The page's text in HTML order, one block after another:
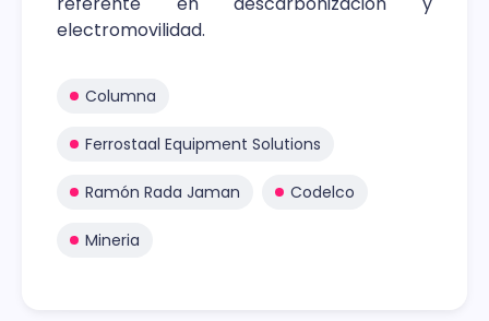
electromovilidad.
Columna
Ferrostaal Equipment Solutions
Ramón Rada Jaman Codelco
Mineria